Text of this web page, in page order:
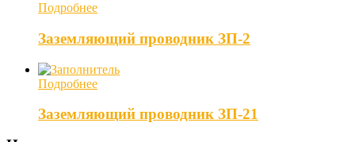
Подробнее
Заземляющий проводник ЗП-2
Подробнее
Заземляющий проводник ЗП-21